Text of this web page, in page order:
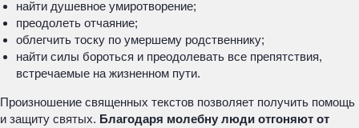
найти душевное умиротворение;
преодолеть отчаяние;
облегчить тоску по умершему родственнику;
найти силы бороться и преодолевать все препятствия,
встречаемые на жизненном пути.
Произношение священных текстов позволяет получить помощь
и защиту святых. Благодаря молебну люди отгоняют от